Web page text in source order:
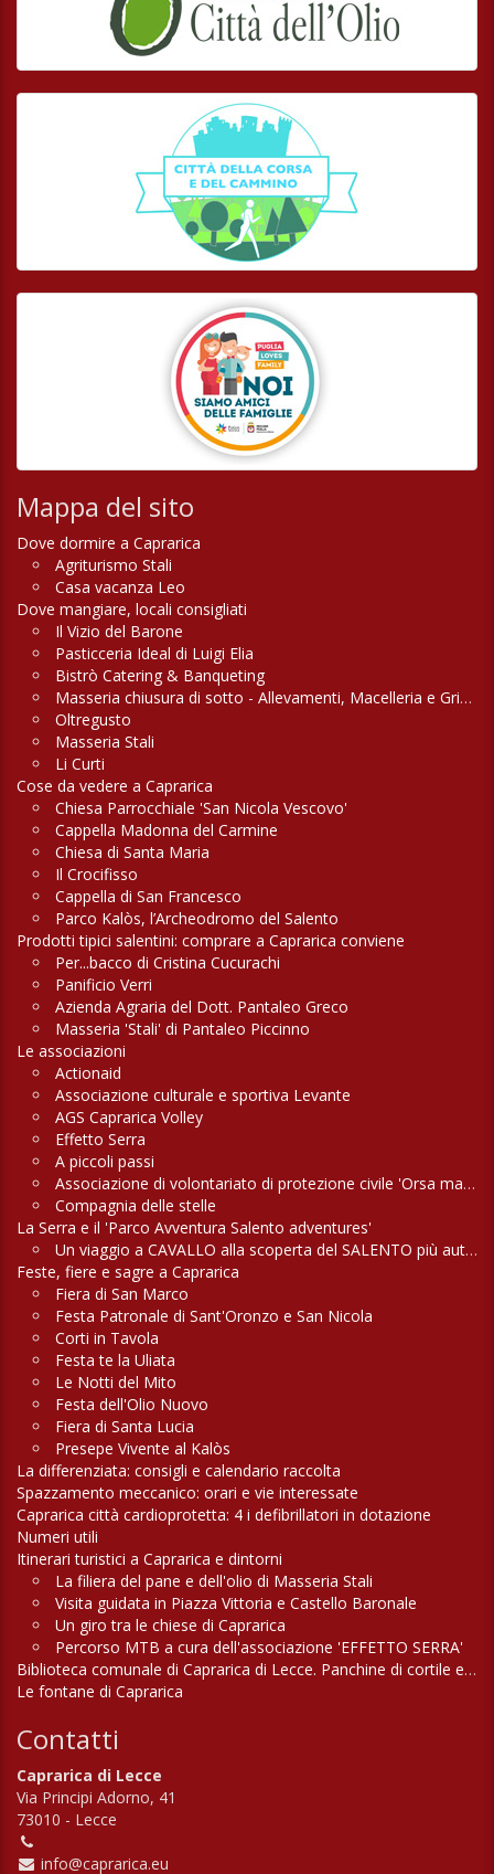
Mappa del sito
Dove dormire a Caprarica
Agriturismo Stali
Casa vacanza Leo
Dove mangiare, locali consigliati
Il Vizio del Barone
Pasticceria Ideal di Luigi Elia
Bistrò Catering & Banqueting
Masseria chiusura di sotto - Allevamenti, Macelleria e Griglieria
Oltregusto
Masseria Stali
Li Curti
Cose da vedere a Caprarica
Chiesa Parrocchiale 'San Nicola Vescovo'
Cappella Madonna del Carmine
Chiesa di Santa Maria
Il Crocifisso
Cappella di San Francesco
Parco Kalòs, l’Archeodromo del Salento
Prodotti tipici salentini: comprare a Caprarica conviene
Per...bacco di Cristina Cucurachi
Panificio Verri
Azienda Agraria del Dott. Pantaleo Greco
Masseria 'Stali' di Pantaleo Piccinno
Le associazioni
Actionaid
Associazione culturale e sportiva Levante
AGS Caprarica Volley
Effetto Serra
A piccoli passi
Associazione di volontariato di protezione civile 'Orsa maggiore'
Compagnia delle stelle
La Serra e il 'Parco Avventura Salento adventures'
Un viaggio a CAVALLO alla scoperta del SALENTO più autentico
Feste, fiere e sagre a Caprarica
Fiera di San Marco
Festa Patronale di Sant'Oronzo e San Nicola
Corti in Tavola
Festa te la Uliata
Le Notti del Mito
Festa dell'Olio Nuovo
Fiera di Santa Lucia
Presepe Vivente al Kalòs
La differenziata: consigli e calendario raccolta
Spazzamento meccanico: orari e vie interessate
Caprarica città cardioprotetta: 4 i defibrillatori in dotazione
Numeri utili
Itinerari turistici a Caprarica e dintorni
La filiera del pane e dell'olio di Masseria Stali
Visita guidata in Piazza Vittoria e Castello Baronale
Un giro tra le chiese di Caprarica
Percorso MTB a cura dell'associazione 'EFFETTO SERRA'
Biblioteca comunale di Caprarica di Lecce. Panchine di cortile e di campagna
Le fontane di Caprarica
Contatti
Caprarica di Lecce
Via Principi Adorno, 41
73010 - Lecce
info@caprarica.eu